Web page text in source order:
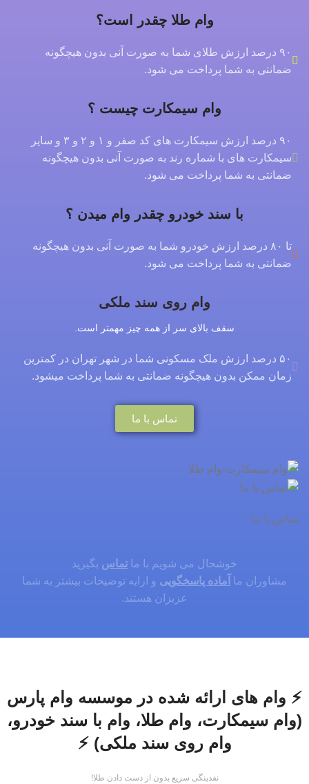
وام طلا چقدر است؟
۹۰ درصد ارزش طلای شما به صورت آنی بدون هیچگونه
ضمانتی به شما پرداخت می شود.
وام سیمکارت چیست ؟
۹۰ درصد ارزش سیمکارت های کد صفر و ۱ و ۲ و ۳ و سایر
سیمکارت های با شماره رند به صورت آنی بدون هیچگونه
ضمانتی به شما پرداخت می شود.
با سند خودرو چقدر وام میدن ؟
تا ۸۰ درصد ارزش خودرو شما به صورت آنی بدون هیچگونه
ضمانتی به شما پرداخت می شود.
وام روی سند ملکی
سقف بالای سر از همه چیز مهمتر است.
۵۰ درصد ارزش ملک مسکونی شما در شهر تهران در کمترین
زمان ممکن بدون هیچگونه ضمانتی به شما پرداخت میشود.
تماس با ما
تماس با ما
خوشحال می شویم با ماتماس بگیرید
مشاوران ما
آماده پاسخگویی و ارایه توضیحات بیشتر به شما
عزیزان هستند.
⚡ وام های ارائه شده در موسسه وام پارس
(وام سیمکارت، وام طلا، وام با سند خودرو،
وام روی سند ملکی) ⚡
نقدینگی سریع بدون از دست دادن طلا!